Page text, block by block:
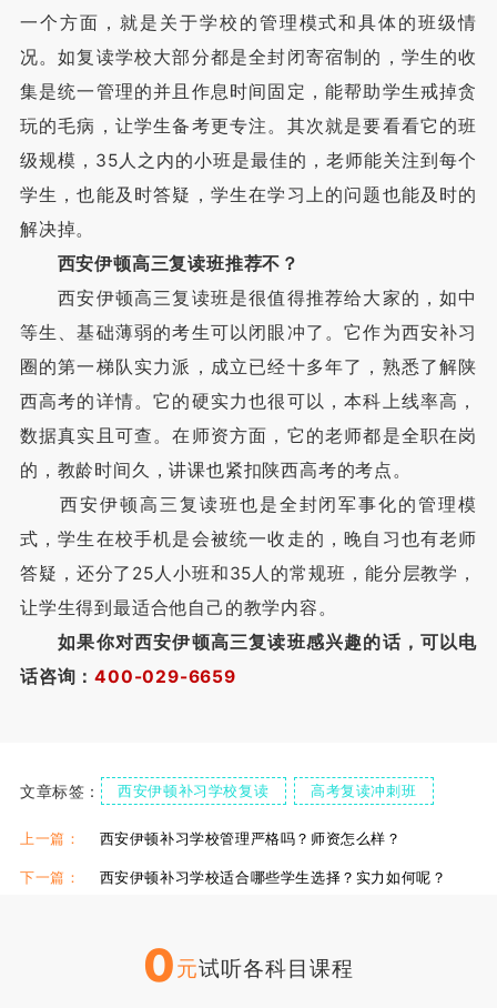
一个方面，就是关于学校的管理模式和具体的班级情
况。如复读学校大部分都是全封闭寄宿制的，学生的收
集是统一管理的并且作息时间固定，能帮助学生戒掉贪
玩的毛病，让学生备考更专注。其次就是要看看它的班
级规模，35人之内的小班是最佳的，老师能关注到每个
学生，也能及时答疑，学生在学习上的问题也能及时的
解决掉。
西安伊顿高三复读班推荐不？
西安伊顿高三复读班是很值得推荐给大家的，如中
等生、基础薄弱的考生可以闭眼冲了。它作为西安补习
圈的第一梯队实力派，成立已经十多年了，熟悉了解陕
西高考的详情。它的硬实力也很可以，本科上线率高，
数据真实且可查。在师资方面，它的老师都是全职在岗
的，教龄时间久，讲课也紧扣陕西高考的考点。
西安伊顿高三复读班也是全封闭军事化的管理模
式，学生在校手机是会被统一收走的，晚自习也有老师
答疑，还分了25人小班和35人的常规班，能分层教学，
让学生得到最适合他自己的教学内容。
如果你对西安伊顿高三复读班感兴趣的话，可以电
话咨询：400-029-6659
文章标签： 西安伊顿补习学校复读 高考复读冲刺班
伊顿高考复读冲刺班
上一篇： 西安伊顿补习学校管理严格吗？师资怎么样？
下一篇： 西安伊顿补习学校适合哪些学生选择？实力如何呢？
0元试听各科目课程